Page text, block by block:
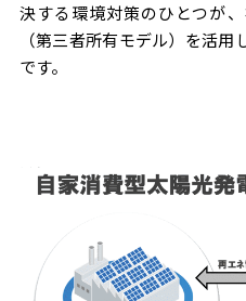
決する環境対策のひとつが
（第三者所有モデル）を活
です。